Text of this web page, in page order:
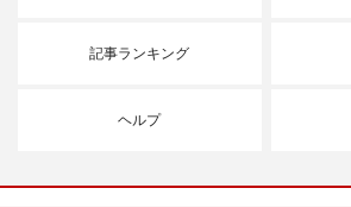
記事ランキング
ヘルプ